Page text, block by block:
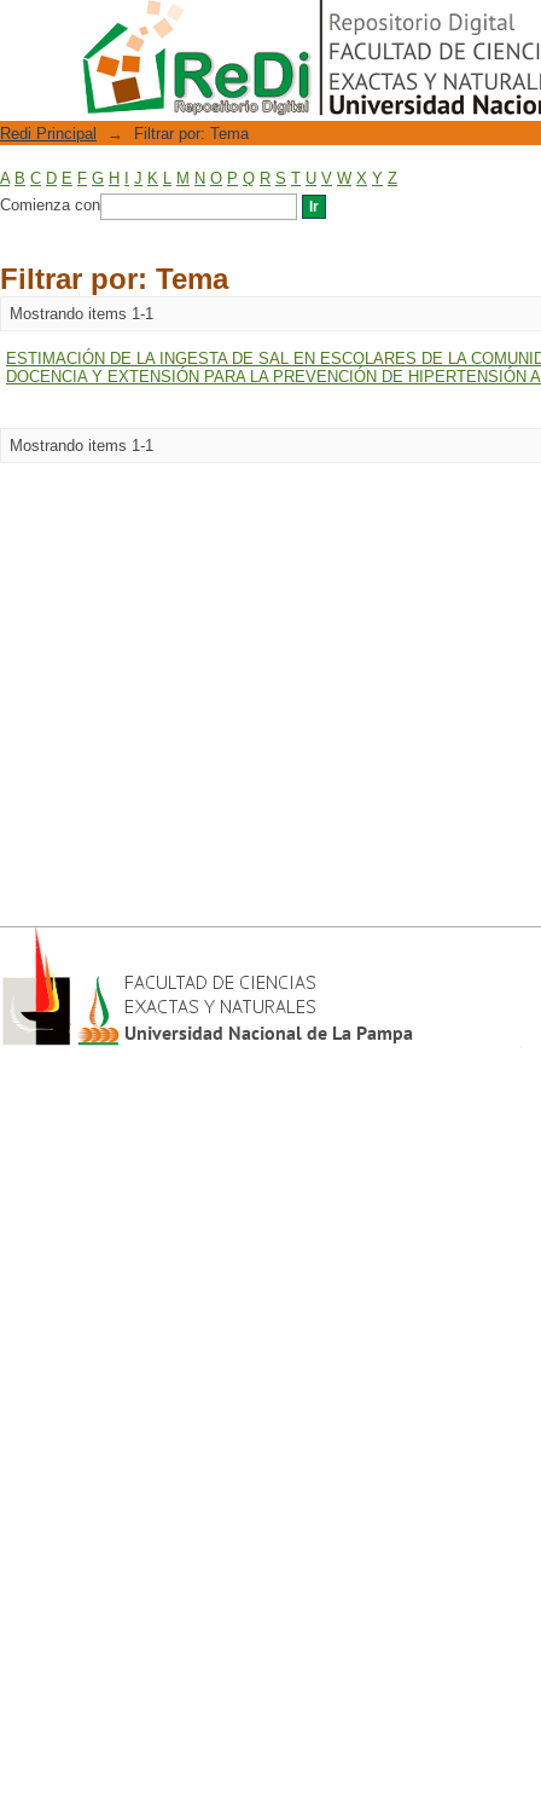
Filtrar por: Tema
Repositorio Digital
Redi Principal → Filtrar por: Tema
A B C D E F G H J K L M N O P Q R S T U V W X Y Z
Comienza con
Filtrar por: Tema
Mostrando items 1-1
ESTIMACIÓN DE LA INGESTA DE SAL EN ESCOLARES DE LA
DOCENCIA Y EXTENSIÓN PARA LA PREVENCIÓN DE HIPERTENSIÓN
Mostrando items 1-1